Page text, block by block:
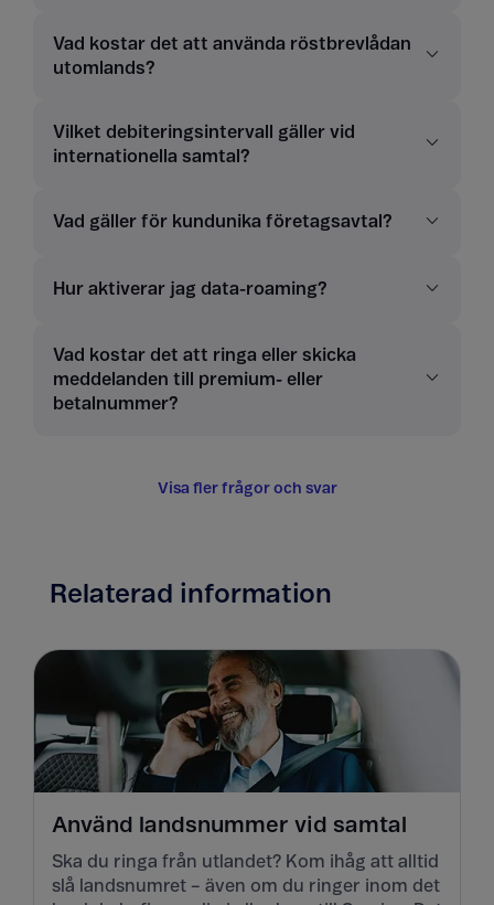
Vad kostar det att använda röstbrevlådan
utomlands?
Vilket debiteringsintervall gäller vid
internationella samtal?
Vad gäller för kundunika företagsavtal?
Hur aktiverar jag data-roaming?
Vad kostar det att ringa eller skicka
meddelanden till premium- eller
betalnummer?
Visa fler frågor och svar
Relaterad information
Använd landsnummer vid samtal
Ska du ringa från utlandet? Kom ihåg att alltid
slå landsnumret – även om du ringer inom det